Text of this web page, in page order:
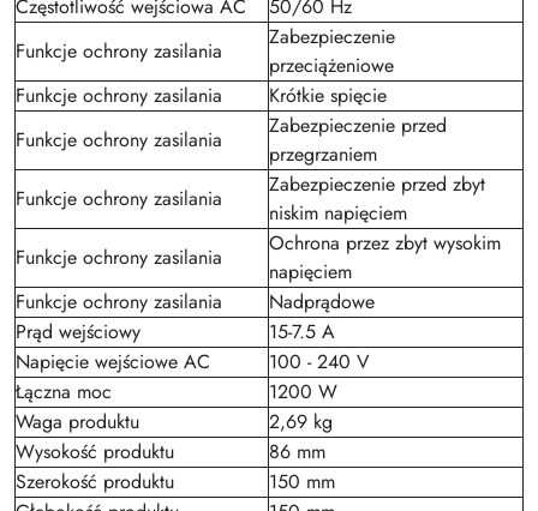
Częstotliwość wejściowa AC
50/60 Hz
Funkcje ochrony zasilania
Zabezpieczenie
przeciążeniowe
Funkcje ochrony zasilania
Krótkie spięcie
Funkcje ochrony zasilania
Zabezpieczenie przed
przegrzaniem
Funkcje ochrony zasilania
Zabezpieczenie przed zbyt
niskim napięciem
Funkcje ochrony zasilania
Ochrona przez zbyt wysokim
napięciem
Funkcje ochrony zasilania
Nadprądowe
Prąd wejściowy
15-7.5 A
Napięcie wejściowe AC
100 - 240 V
Łączna moc
1200 W
Waga produktu
2,69 kg
Wysokość produktu
86 mm
Szerokość produktu
150 mm